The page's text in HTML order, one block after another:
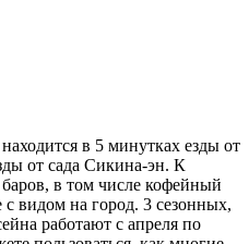
в 5 минутках езды от
от сада Сикина-эн. К
в том числе кофейный
видом на город. 3 сезонных,
работают с апреля по